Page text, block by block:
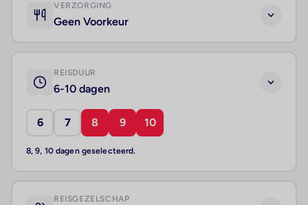
VERZORGING
Geen Voorkeur
REISDUUR
6-10 dagen
6 7 8 9 10
8, 9, 10 dagen geselecteerd.
REISGEZELSCHAP